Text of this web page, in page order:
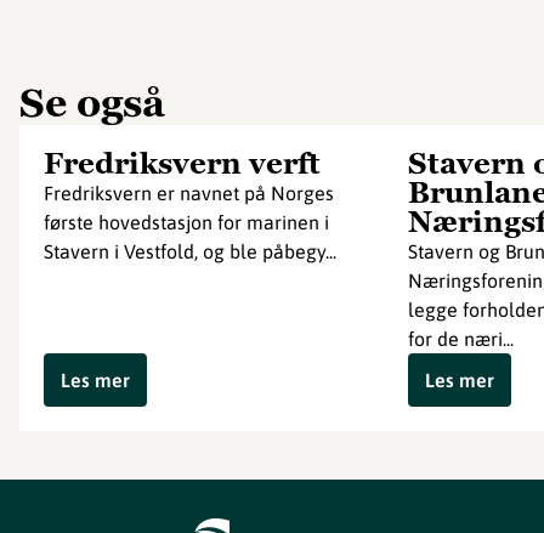
Se også
Fredriksvern verft
Fredriksvern er navnet på Norges
første hovedstasjon for marinen i
Stavern i Vestfold, og ble påbegy...
Les mer
Stavern
Stavern og
legge
for de næri...
Les mer